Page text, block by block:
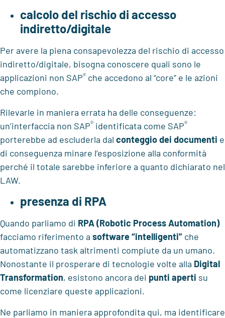
calcolo del rischio di accesso
indiretto/digitale
Per avere la piena consapevolezza del rischio di accesso
indiretto/digitale, bisogna conoscere quali sono le
applicazioni non SAP® che accedono al “core” e le azioni
che compiono.
Rilevarle in maniera errata ha delle conseguenze:
un’interfaccia non SAP® identificata come SAP®
porterebbe ad escluderla dal conteggio dei documenti e
di conseguenza minare l’esposizione alla conformità
perché il totale sarebbe inferiore a quanto dichiarato nel
LAW.
presenza di RPA
Quando parliamo di RPA (Robotic Process Automation)
facciamo riferimento a software “intelligenti” che
automatizzano task altrimenti compiute da un umano.
Nonostante il prosperare di tecnologie volte alla Digital
Transformation, esistono ancora dei punti aperti su
come licenziare queste applicazioni.
Ne parliamo in maniera approfondita qui, ma identificare